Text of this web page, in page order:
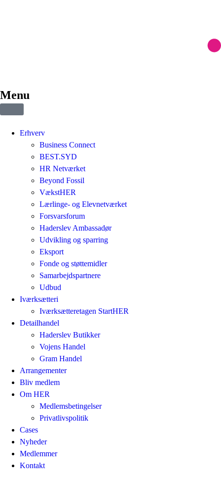
Menu
Erhverv
Business Connect
BEST.SYD
HR Netværket
Beyond Fossil
VækstHER
Lærlinge- og Elevnetværket
Forsvarsforum
Haderslev Ambassadør
Udvikling og sparring
Eksport
Fonde og støttemidler
Samarbejdspartnere
Udbud
Iværksætteri
Iværksætteretagen StartHER
Detailhandel
Haderslev Butikker
Vojens Handel
Gram Handel
Arrangementer
Bliv medlem
Om HER
Medlemsbetingelser
Privatlivspolitik
Cases
Nyheder
Medlemmer
Kontakt